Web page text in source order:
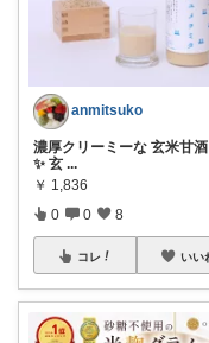
anmitsuko
濃厚クリーミーな 玄米甘
✨ 玄 ...
￥ 1,836
0 0 8
コレ いい